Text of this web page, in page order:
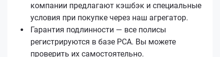
компании предлагают кэшбэк и специальные
условия при покупке через наш агрегатор.
Гарантия подлинности — все полисы
регистрируются в базе РСА. Вы можете
проверить их самостоятельно.